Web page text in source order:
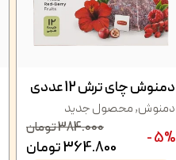
دمنوش چای ترش 12 عددی
دمنوش,محصول جدید
5% -
384.000تومان
364.800تومان